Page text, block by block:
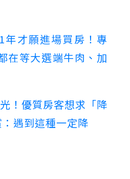
年才願進場買房！專
在等大選端牛肉、加
！優質房客想求「降
遇到這種一定降